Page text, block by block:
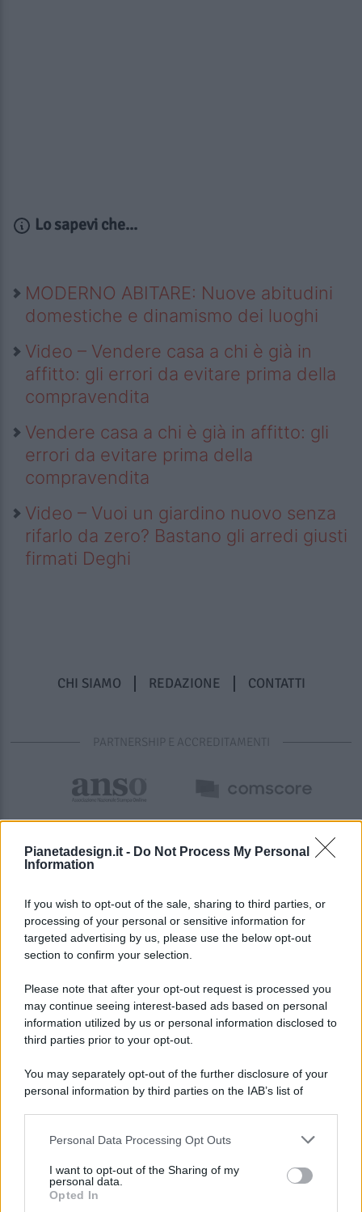
Pianetadesign.it - Do Not Process My Personal
Information
If you wish to opt-out of the sale, sharing to third parties, or
processing of your personal or sensitive information for
targeted advertising by us, please use the below opt-out
section to confirm your selection.
Please note that after your opt-out request is processed you
may continue seeing interest-based ads based on personal
information utilized by us or personal information disclosed to
third parties prior to your opt-out.
You may separately opt-out of the further disclosure of your
personal information by third parties on the IAB’s list of
This information may also be disclosed by us to third parties
disclose it to other third parties.
Personal Data Processing Opt Outs
I want to opt-out of the Sharing of my
personal data.
Opted In
Lo sapevi che...
MODERNO ABITARE: Nuove abitudini
domestiche e dinamismo dei luoghi
Video – Vendere casa a chi è già in
affitto: gli errori da evitare prima della
compravendita
Vendere casa a chi è già in affitto: gli
errori da evitare prima della
compravendita
Video – Vuoi un giardino nuovo senza
rifarlo da zero? Bastano gli arredi giusti
firmati Deghi
CHI SIAMO REDAZIONE CONTATTI
PARTNERSHIP E ACCREDITAMENTI
© 2026 - Pianeta Design - P.IVA 04827280654 - Testata
Registrata Al Tribunale Di Nocera Inferiore N. 8/2020 - RG N.
ISCRIZIONE AL ROC N. 35792 – ISCRITTA ALL’ANSO
(ASSOCIAZIONE NAZIONALE STAMPA ONLINE)
PREFERENZE PRIVACY